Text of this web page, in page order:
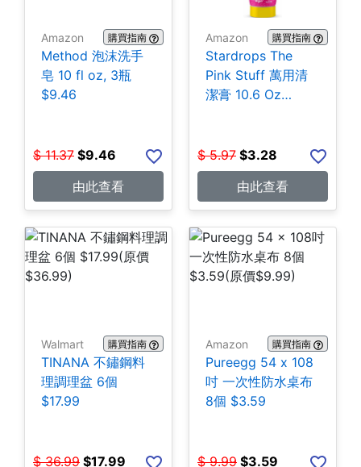
Amazon 購買指南
Method 泡沫洗手
皂 10 fl oz, 3瓶
$9.46
$ 11.37 $9.46
由此查看
Amazon 購買指南
Stardrops The
Pink Stuff 萬用清
潔膏 10.6 Oz
$ 5.97 $3.28
由此查看
Walmart 購買指南
TINANA 不鏽鋼料
理調理盆 6個
$17.99
$ 36.99 $17.99
Amazon 購買指南
Pureegg 54 x 108
吋 一次性防水桌布
8個 $3.59
$ 9.99 $3.59